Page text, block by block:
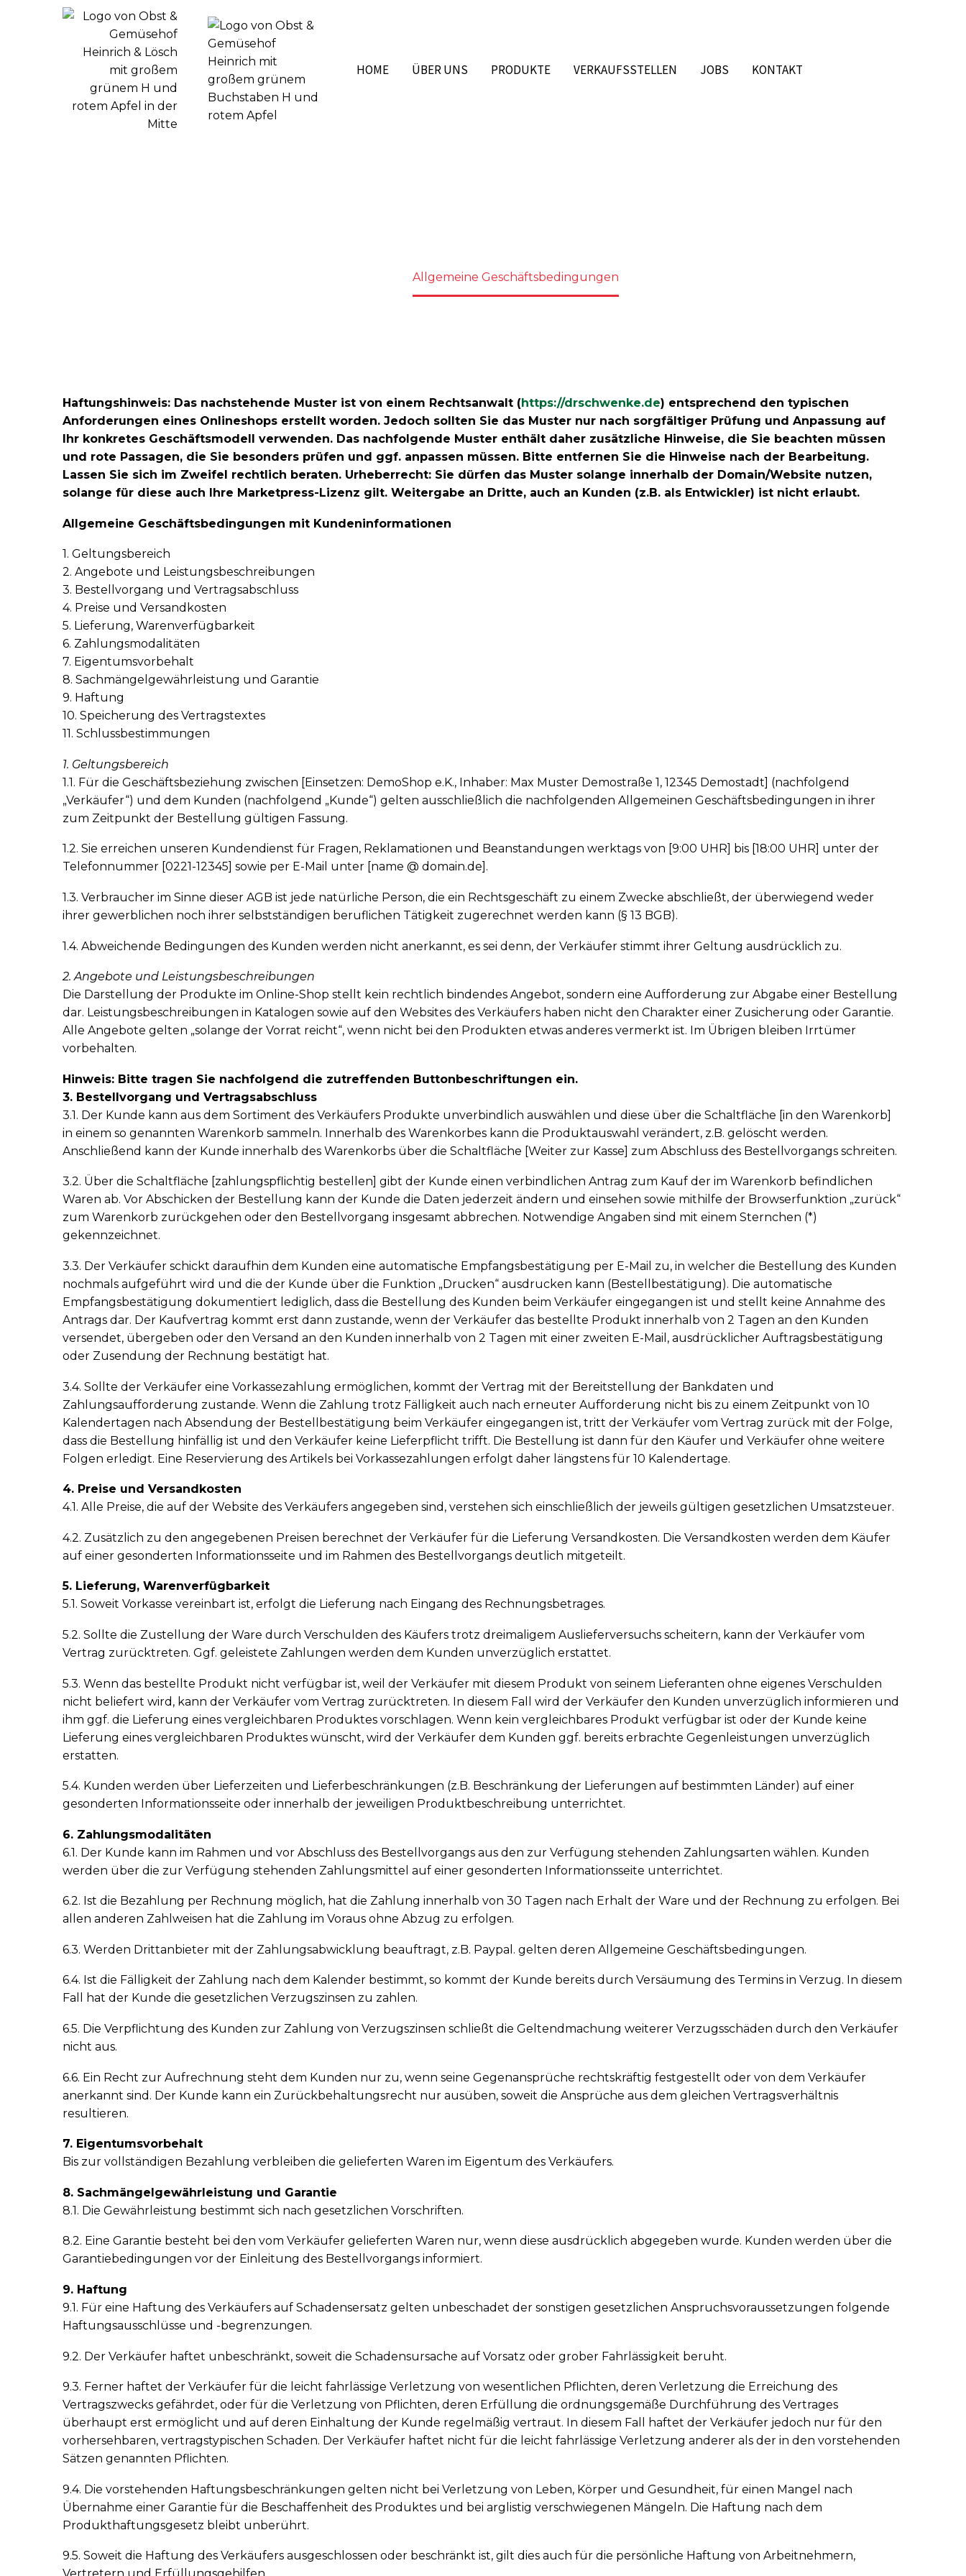
HOME ÜBER UNS PRODUKTE VERKAUFSSTELLEN JOBS KONTAKT
Allgemeine Geschäftsbedingungen
Haftungshinweis: Das nachstehende Muster ist von einem Rechtsanwalt (https://drschwenke.de) entsprechend den typischen
Anforderungen eines Onlineshops erstellt worden. Jedoch sollten Sie das Muster nur nach sorgfältiger Prüfung und Anpassung auf
Ihr konkretes Geschäftsmodell verwenden. Das nachfolgende Muster enthält daher zusätzliche Hinweise, die Sie beachten müssen
und rote Passagen, die Sie besonders prüfen und ggf. anpassen müssen. Bitte entfernen Sie die Hinweise nach der Bearbeitung.
Lassen Sie sich im Zweifel rechtlich beraten. Urheberrecht: Sie dürfen das Muster solange innerhalb der Domain/Website nutzen,
solange für diese auch Ihre Marketpress-Lizenz gilt. Weitergabe an Dritte, auch an Kunden (z.B. als Entwickler) ist nicht erlaubt.
Allgemeine Geschäftsbedingungen mit Kundeninformationen
1. Geltungsbereich
2. Angebote und Leistungsbeschreibungen
3. Bestellvorgang und Vertragsabschluss
4. Preise und Versandkosten
5. Lieferung, Warenverfügbarkeit
6. Zahlungsmodalitäten
7. Eigentumsvorbehalt
8. Sachmängelgewährleistung und Garantie
9. Haftung
10. Speicherung des Vertragstextes
11. Schlussbestimmungen
1. Geltungsbereich
1.1. Für die Geschäftsbeziehung zwischen [Einsetzen: DemoShop e.K., Inhaber: Max Muster Demostraße 1, 12345 Demostadt] (nachfolgend
„Verkäufer“) und dem Kunden (nachfolgend „Kunde“) gelten ausschließlich die nachfolgenden Allgemeinen Geschäftsbedingungen in ihrer
zum Zeitpunkt der Bestellung gültigen Fassung.
1.2. Sie erreichen unseren Kundendienst für Fragen, Reklamationen und Beanstandungen werktags von [9:00 UHR] bis [18:00 UHR] unter der
Telefonnummer [0221-12345] sowie per E-Mail unter [name @ domain.de].
1.3. Verbraucher im Sinne dieser AGB ist jede natürliche Person, die ein Rechtsgeschäft zu einem Zwecke abschließt, der überwiegend weder
ihrer gewerblichen noch ihrer selbstständigen beruflichen Tätigkeit zugerechnet werden kann (§ 13 BGB).
1.4. Abweichende Bedingungen des Kunden werden nicht anerkannt, es sei denn, der Verkäufer stimmt ihrer Geltung ausdrücklich zu.
2. Angebote und Leistungsbeschreibungen
Die Darstellung der Produkte im Online-Shop stellt kein rechtlich bindendes Angebot, sondern eine Aufforderung zur Abgabe einer Bestellung
dar. Leistungsbeschreibungen in Katalogen sowie auf den Websites des Verkäufers haben nicht den Charakter einer Zusicherung oder Garantie.
Alle Angebote gelten „solange der Vorrat reicht“, wenn nicht bei den Produkten etwas anderes vermerkt ist. Im Übrigen bleiben Irrtümer
vorbehalten.
Hinweis: Bitte tragen Sie nachfolgend die zutreffenden Buttonbeschriftungen ein.
3. Bestellvorgang und Vertragsabschluss
3.1. Der Kunde kann aus dem Sortiment des Verkäufers Produkte unverbindlich auswählen und diese über die Schaltfläche [in den Warenkorb]
in einem so genannten Warenkorb sammeln. Innerhalb des Warenkorbes kann die Produktauswahl verändert, z.B. gelöscht werden.
Anschließend kann der Kunde innerhalb des Warenkorbs über die Schaltfläche [Weiter zur Kasse] zum Abschluss des Bestellvorgangs schreiten.
3.2. Über die Schaltfläche [zahlungspflichtig bestellen] gibt der Kunde einen verbindlichen Antrag zum Kauf der im Warenkorb befindlichen
Waren ab. Vor Abschicken der Bestellung kann der Kunde die Daten jederzeit ändern und einsehen sowie mithilfe der Browserfunktion „zurück“
zum Warenkorb zurückgehen oder den Bestellvorgang insgesamt abbrechen. Notwendige Angaben sind mit einem Sternchen (*)
gekennzeichnet.
3.3. Der Verkäufer schickt daraufhin dem Kunden eine automatische Empfangsbestätigung per E-Mail zu, in welcher die Bestellung des Kunden
nochmals aufgeführt wird und die der Kunde über die Funktion „Drucken“ ausdrucken kann (Bestellbestätigung). Die automatische
Empfangsbestätigung dokumentiert lediglich, dass die Bestellung des Kunden beim Verkäufer eingegangen ist und stellt keine Annahme des
Antrags dar. Der Kaufvertrag kommt erst dann zustande, wenn der Verkäufer das bestellte Produkt innerhalb von 2 Tagen an den Kunden
versendet, übergeben oder den Versand an den Kunden innerhalb von 2 Tagen mit einer zweiten E-Mail, ausdrücklicher Auftragsbestätigung
oder Zusendung der Rechnung bestätigt hat.
3.4. Sollte der Verkäufer eine Vorkassezahlung ermöglichen, kommt der Vertrag mit der Bereitstellung der Bankdaten und
Zahlungsaufforderung zustande. Wenn die Zahlung trotz Fälligkeit auch nach erneuter Aufforderung nicht bis zu einem Zeitpunkt von 10
Kalendertagen nach Absendung der Bestellbestätigung beim Verkäufer eingegangen ist, tritt der Verkäufer vom Vertrag zurück mit der Folge,
dass die Bestellung hinfällig ist und den Verkäufer keine Lieferpflicht trifft. Die Bestellung ist dann für den Käufer und Verkäufer ohne weitere
Folgen erledigt. Eine Reservierung des Artikels bei Vorkassezahlungen erfolgt daher längstens für 10 Kalendertage.
4. Preise und Versandkosten
4.1. Alle Preise, die auf der Website des Verkäufers angegeben sind, verstehen sich einschließlich der jeweils gültigen gesetzlichen Umsatzsteuer.
4.2. Zusätzlich zu den angegebenen Preisen berechnet der Verkäufer für die Lieferung Versandkosten. Die Versandkosten werden dem Käufer
auf einer gesonderten Informationsseite und im Rahmen des Bestellvorgangs deutlich mitgeteilt.
5. Lieferung, Warenverfügbarkeit
5.1. Soweit Vorkasse vereinbart ist, erfolgt die Lieferung nach Eingang des Rechnungsbetrages.
5.2. Sollte die Zustellung der Ware durch Verschulden des Käufers trotz dreimaligem Auslieferversuchs scheitern, kann der Verkäufer vom
Vertrag zurücktreten. Ggf. geleistete Zahlungen werden dem Kunden unverzüglich erstattet.
5.3. Wenn das bestellte Produkt nicht verfügbar ist, weil der Verkäufer mit diesem Produkt von seinem Lieferanten ohne eigenes Verschulden
nicht beliefert wird, kann der Verkäufer vom Vertrag zurücktreten. In diesem Fall wird der Verkäufer den Kunden unverzüglich informieren und
ihm ggf. die Lieferung eines vergleichbaren Produktes vorschlagen. Wenn kein vergleichbares Produkt verfügbar ist oder der Kunde keine
Lieferung eines vergleichbaren Produktes wünscht, wird der Verkäufer dem Kunden ggf. bereits erbrachte Gegenleistungen unverzüglich
erstatten.
5.4. Kunden werden über Lieferzeiten und Lieferbeschränkungen (z.B. Beschränkung der Lieferungen auf bestimmten Länder) auf einer
gesonderten Informationsseite oder innerhalb der jeweiligen Produktbeschreibung unterrichtet.
6. Zahlungsmodalitäten
6.1. Der Kunde kann im Rahmen und vor Abschluss des Bestellvorgangs aus den zur Verfügung stehenden Zahlungsarten wählen. Kunden
werden über die zur Verfügung stehenden Zahlungsmittel auf einer gesonderten Informationsseite unterrichtet.
6.2. Ist die Bezahlung per Rechnung möglich, hat die Zahlung innerhalb von 30 Tagen nach Erhalt der Ware und der Rechnung zu erfolgen. Bei
allen anderen Zahlweisen hat die Zahlung im Voraus ohne Abzug zu erfolgen.
6.3. Werden Drittanbieter mit der Zahlungsabwicklung beauftragt, z.B. Paypal. gelten deren Allgemeine Geschäftsbedingungen.
6.4. Ist die Fälligkeit der Zahlung nach dem Kalender bestimmt, so kommt der Kunde bereits durch Versäumung des Termins in Verzug. In diesem
Fall hat der Kunde die gesetzlichen Verzugszinsen zu zahlen.
6.5. Die Verpflichtung des Kunden zur Zahlung von Verzugszinsen schließt die Geltendmachung weiterer Verzugsschäden durch den Verkäufer
nicht aus.
6.6. Ein Recht zur Aufrechnung steht dem Kunden nur zu, wenn seine Gegenansprüche rechtskräftig festgestellt oder von dem Verkäufer
anerkannt sind. Der Kunde kann ein Zurückbehaltungsrecht nur ausüben, soweit die Ansprüche aus dem gleichen Vertragsverhältnis
resultieren.
7. Eigentumsvorbehalt
Bis zur vollständigen Bezahlung verbleiben die gelieferten Waren im Eigentum des Verkäufers.
8. Sachmängelgewährleistung und Garantie
8.1. Die Gewährleistung bestimmt sich nach gesetzlichen Vorschriften.
8.2. Eine Garantie besteht bei den vom Verkäufer gelieferten Waren nur, wenn diese ausdrücklich abgegeben wurde. Kunden werden über die
Garantiebedingungen vor der Einleitung des Bestellvorgangs informiert.
9. Haftung
9.1. Für eine Haftung des Verkäufers auf Schadensersatz gelten unbeschadet der sonstigen gesetzlichen Anspruchsvoraussetzungen folgende
Haftungsausschlüsse und -begrenzungen.
9.2. Der Verkäufer haftet unbeschränkt, soweit die Schadensursache auf Vorsatz oder grober Fahrlässigkeit beruht.
9.3. Ferner haftet der Verkäufer für die leicht fahrlässige Verletzung von wesentlichen Pflichten, deren Verletzung die Erreichung des
Vertragszwecks gefährdet, oder für die Verletzung von Pflichten, deren Erfüllung die ordnungsgemäße Durchführung des Vertrages
überhaupt erst ermöglicht und auf deren Einhaltung der Kunde regelmäßig vertraut. In diesem Fall haftet der Verkäufer jedoch nur für den
vorhersehbaren, vertragstypischen Schaden. Der Verkäufer haftet nicht für die leicht fahrlässige Verletzung anderer als der in den vorstehenden
Sätzen genannten Pflichten.
9.4. Die vorstehenden Haftungsbeschränkungen gelten nicht bei Verletzung von Leben, Körper und Gesundheit, für einen Mangel nach
Übernahme einer Garantie für die Beschaffenheit des Produktes und bei arglistig verschwiegenen Mängeln. Die Haftung nach dem
Produkthaftungsgesetz bleibt unberührt.
9.5. Soweit die Haftung des Verkäufers ausgeschlossen oder beschränkt ist, gilt dies auch für die persönliche Haftung von Arbeitnehmern,